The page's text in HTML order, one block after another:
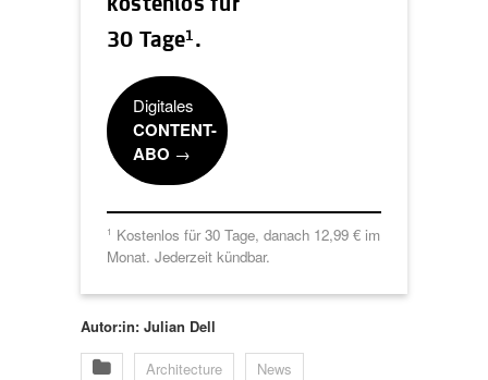
kostenlos für
30 Tage1 .
Digitales
CONTENT-
ABO →
1 Kostenlos für 30 Tage, danach 12,99 € im
Monat. Jederzeit kündbar.
Autor:in: Julian Dell
Architecture News